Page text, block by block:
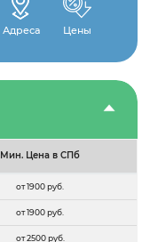
Адреса Цены
Мин. Цена в СПб
от 1900 руб.
от 1900 руб.
от 2500 руб.